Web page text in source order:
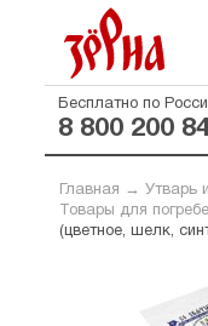
Бесплатно по
8 800 200
Главная → Утварь
Товары для
(цветное, шелк,